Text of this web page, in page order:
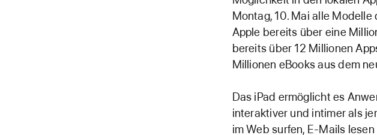
Montag, 10. Mai alle
Apple bereits über eine
bereits über 12 Millionen
Millionen eBooks aus dem
Das iPad ermöglicht es
interaktiver und intimer als
im Web surfen, E-Mails